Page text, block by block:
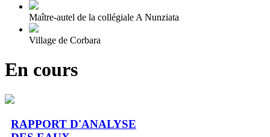
Maître-autel de la collégiale A Nunziata
Village de Corbara
En cours
RAPPORT D'ANALYSE